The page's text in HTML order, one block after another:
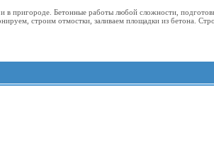
пригороде. Бетонные работы любой сложности,
строим отмостки, заливаем площадки из бетона.